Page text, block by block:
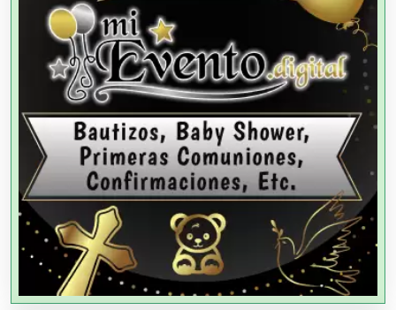
Agencias de Publicidad
Agencias de Viajes
Agricultores
Agricultura y Ganadería
Agua Purificada
Aire Acondicionado